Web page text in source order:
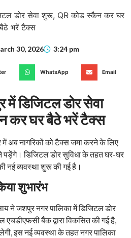
30, 2026 3:24 pm
WhatsApp Email
में डिजिटल डोर सेवा
कर घर बैठे भरें टैक्स
अब नागरिकों को टैक्स जमा करने के लिए
पड़ेंगे। डिजिटल डोर सुविधा के तहत घर-घर
नई व्यवस्था शुरू की गई है।
शुभारंभ
ने जशपुर नगर पालिका में डिजिटल डोर
एचडीएफसी बैंक द्वारा विकसित की गई है,
इस नई व्यवस्था के तहत नगर पालिका